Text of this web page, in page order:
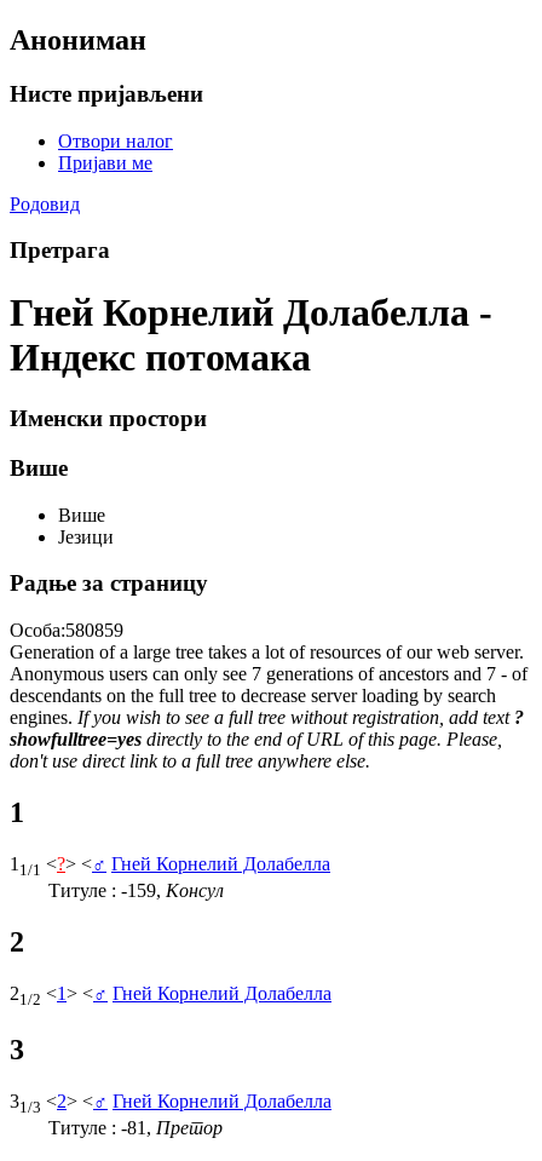
Анониман
Нисте пријављени
Отвори налог
Пријави ме
Родовид
Претрага
Гней Корнелий Долабелла -
Индекс потомака
Именски простори
Више
Више
Језици
Радње за страницу
Особа:580859
Generation of a large tree takes a lot of resources of our web server.
Anonymous users can only see 7 generations of ancestors and 7 - of
descendants on the full tree to decrease server loading by search
engines. If you wish to see a full tree without registration, add text ?
showfulltree=yes directly to the end of URL of this page. Please,
don't use direct link to a full tree anywhere else.
1
1 1/1 <?> <♂ Гней Корнелий Долабелла
Титуле : -159, Консул
2
21/2 <1> <♂ Гней Корнелий Долабелла
3
31/3 <2> <♂ Гней Корнелий Долабелла
Титуле : -81, Претор